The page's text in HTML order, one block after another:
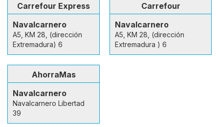
Carrefour Express
Navalcarnero
A5, KM 28, (dirección
Extremadura) 6
Carrefour
Navalcarnero
A5, KM 28, (dirección
Extremadura ) 6
AhorraMas
Navalcarnero
Navalcarnero Libertad
39